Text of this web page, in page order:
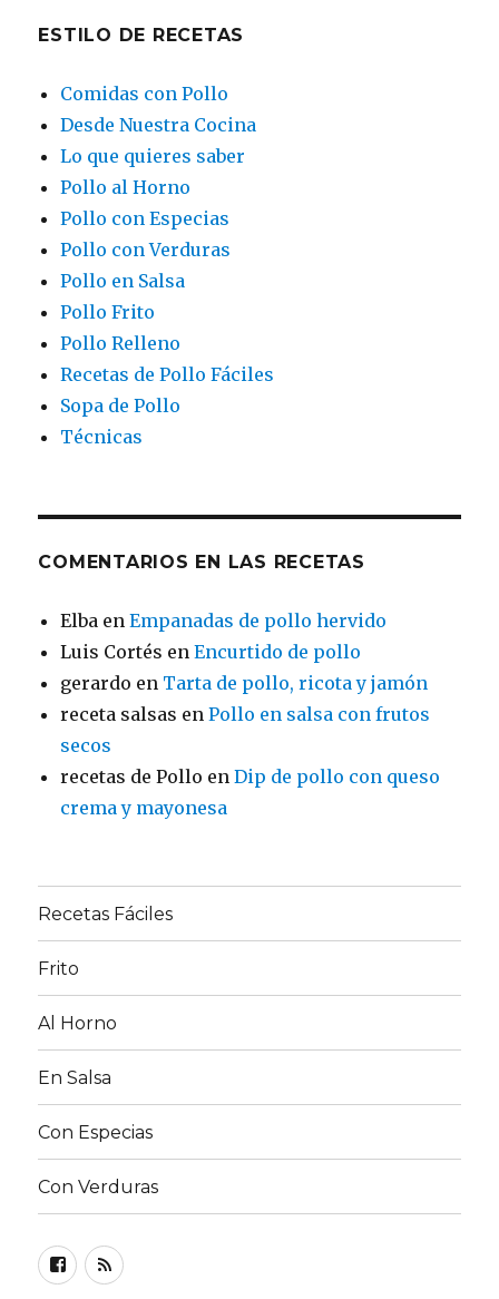
ESTILO DE RECETAS
Comidas con Pollo
Desde Nuestra Cocina
Lo que quieres saber
Pollo al Horno
Pollo con Especias
Pollo con Verduras
Pollo en Salsa
Pollo Frito
Pollo Relleno
Recetas de Pollo Fáciles
Sopa de Pollo
Técnicas
COMENTARIOS EN LAS RECETAS
Elba enEmpanadas de pollo hervido
Luis Cortés enEncurtido de pollo
gerardo en Tarta de pollo, ricota y jamón
receta salsas enPollo en salsa con frutos
secos
recetas de Pollo enDip de pollo con queso
crema y mayonesa
Recetas Fáciles
Frito
Al Horno
En Salsa
Con Especias
Con Verduras
Facebook
RSS